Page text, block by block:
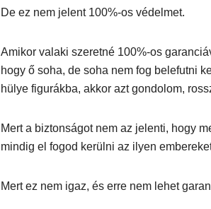
De ez nem jelent 100%-os védelmet.
Amikor valaki szeretné 100%-os
hogy ő soha, de soha nem fog belefutni
hülye figurákba, akkor azt gondolom,
Mert a biztonságot nem az jelenti, hogy
mindig el fogod kerülni az ilyen
Mert ez nem igaz, és erre nem lehet